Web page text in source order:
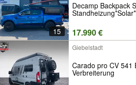
15
Decamp Backpack
17.990 €
Giebelstadt
Carado pro CV 541
Verbreiterung